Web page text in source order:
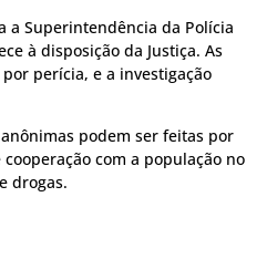
a Superintendência da Polícia
à disposição da Justiça. As
perícia, e a investigação
podem ser feitas por
com a população no
drogas.